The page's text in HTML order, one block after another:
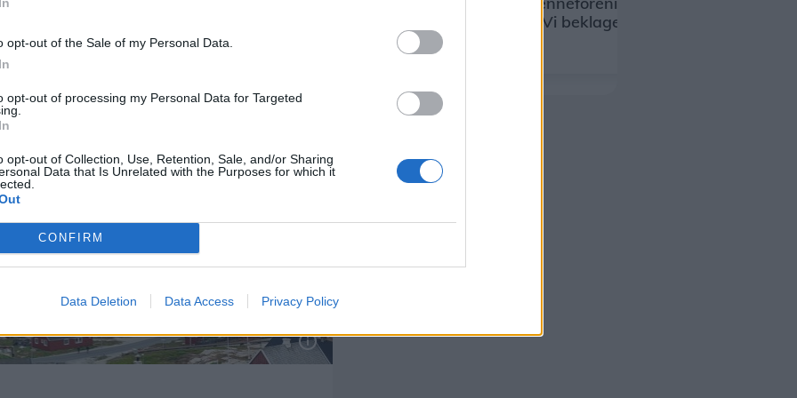
opt-out of the Sale of my Personal Data.
opt-out of processing my Personal Data for Targeted
opt-out of Collection, Use, Retention, Sale, and/or Sharing
Data that Is Unrelated with the Purposes for which it
CONFIRM
Data Deletion Data Access Privacy Policy
signalet: "Vi beklager meget"